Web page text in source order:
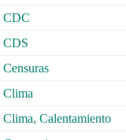
CDC
CDS
Censuras
Clima
Clima, Calentamiento